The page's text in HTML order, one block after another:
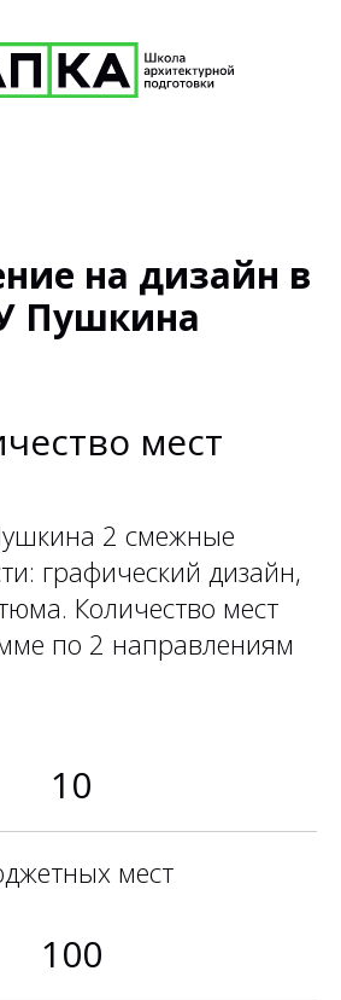
на дизайн в
Пушкина
мест
2 смежные
графический дизайн,
Количество мест
по 2 направлениям
10
мест
100